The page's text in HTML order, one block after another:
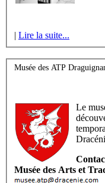
| Lire la suite...
Musée des ATP
Le
Musée des Arts et